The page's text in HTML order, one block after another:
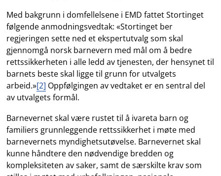
Med bakgrunn i domfellelsene i EMD fattet Stortinget
følgende anmodningsvedtak: «Stortinget ber
regjeringen sette ned et ekspertutvalg som skal
gjennomgå norsk barnevern med mål om å bedre
rettssikkerheten i alle ledd av tjenesten, der hensynet til
barnets beste skal ligge til grunn for utvalgets
arbeid.»[2] Oppfølgingen av vedtaket er en sentral del
av utvalgets formål.
Barnevernet skal være rustet til å ivareta barn og
familiers grunnleggende rettssikkerhet i møte med
barnevernets myndighetsutøvelse. Barnevernet skal
kunne håndtere den nødvendige bredden og
kompleksiteten av saker, samt de særskilte krav som